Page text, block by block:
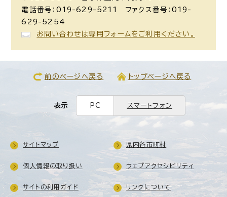
電話番号：019-629-5211 ファクス番号：019-
629-5254
お問い合わせは専用フォームをご利用ください。
前のページへ戻る トップページへ戻る
表示 PC スマートフォン
サイトマップ 県内各市町村
個人情報の取り扱い ウェブアクセシビリティ
サイトの利用ガイド リンクについて